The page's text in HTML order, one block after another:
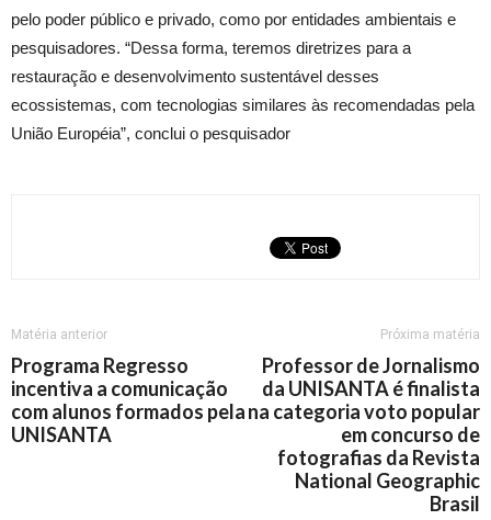
pelo poder público e privado, como por entidades ambientais e
pesquisadores. “Dessa forma, teremos diretrizes para a
restauração e desenvolvimento sustentável desses
ecossistemas, com tecnologias similares às recomendadas pela
União Européia”, conclui o pesquisador
Matéria anterior
Programa Regresso
incentiva a comunicação
com alunos formados pela
UNISANTA
Próxima matéria
Professor de Jornalismo
da UNISANTA é finalista
na categoria voto popular
em concurso de
fotografias da Revista
National Geographic
Brasil